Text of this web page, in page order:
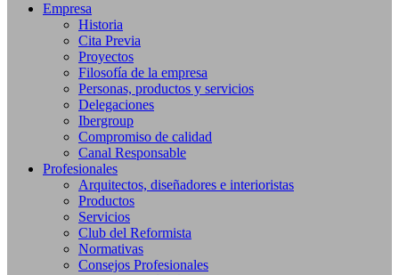
Empresa
Historia
Cita Previa
Proyectos
Filosofía de la empresa
Personas, productos y servicios
Delegaciones
Ibergroup
Compromiso de calidad
Canal Responsable
Profesionales
Arquitectos, diseñadores e interioristas
Productos
Servicios
Club del Reformista
Normativas
Consejos Profesionales